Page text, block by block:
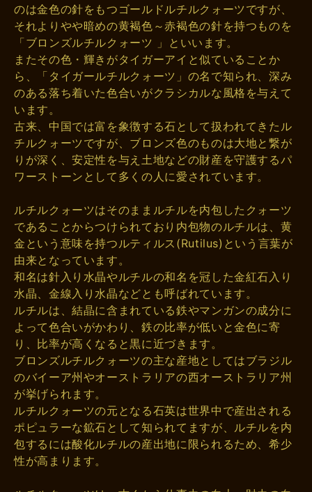
のは金色の針をもつゴールドルチルクォーツですが、
それよりやや暗めの黄褐色～赤褐色の針を持つものを
「ブロンズルチルクォーツ 」といいます。
またその色・輝きがタイガーアイと似ていることか
ら、「タイガールチルクォーツ」の名で知られ、深み
のある落ち着いた色合いがクラシカルな風格を与えて
います。
古来、中国では富を象徴する石として扱われてきたル
チルクォーツですが、ブロンズ色のものは大地と繋が
りが深く、安定性を与え土地などの財産を守護するパ
ワーストーンとして多くの人に愛されています。
ルチルクォーツはそのままルチルを内包したクォーツ
であることからつけられており内包物のルチルは、黄
金という意味を持つルティルス(Rutilus)という言葉が
由来となっています。
和名は針入り水晶やルチルの和名を冠した金紅石入り
水晶、金線入り水晶などとも呼ばれています。
ルチルは、結晶に含まれている鉄やマンガンの成分に
よって色合いがかわり、鉄の比率が低いと金色に寄
り、比率が高くなると黒に近づきます。
ブロンズルチルクォーツの主な産地としてはブラジル
のバイーア州やオーストラリアの西オーストラリア州
が挙げられます。
ルチルクォーツの元となる石英は世界中で産出される
ポピュラーな鉱石として知られてますが、ルチルを内
包するには酸化ルチルの産出地に限られるため、希少
性が高まります。